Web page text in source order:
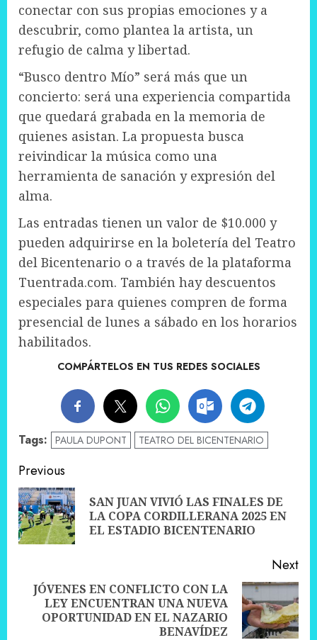
conectar con sus propias emociones y a
descubrir, como plantea la artista, un
refugio de calma y libertad.
“Busco dentro Mío” será más que un
concierto: será una experiencia compartida
que quedará grabada en la memoria de
quienes asistan. La propuesta busca
reivindicar la música como una
herramienta de sanación y expresión del
alma.
Las entradas tienen un valor de $10.000 y
pueden adquirirse en la boletería del Teatro
del Bicentenario o a través de la plataforma
Tuentrada.com. También hay descuentos
especiales para quienes compren de forma
presencial de lunes a sábado en los horarios
habilitados.
COMPÁRTELOS EN TUS REDES SOCIALES
Tags: PAULA DUPONT TEATRO DEL BICENTENARIO
Post
navigation
Previous
SAN JUAN VIVIÓ LAS FINALES DE
LA COPA CORDILLERANA 2025 EN
EL ESTADIO BICENTENARIO
Next
Next
post:
JÓVENES EN CONFLICTO CON LA
LEY ENCUENTRAN UNA NUEVA
OPORTUNIDAD EN EL NAZARIO
BENAVÍDEZ